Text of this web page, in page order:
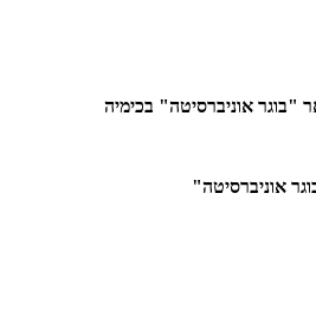
"בוגר אוניברסיטה" בכימיה
אוניברסיטה"